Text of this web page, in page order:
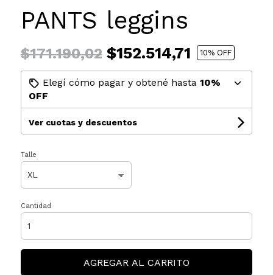
PANTS leggins
$171.190,02$152.514,71 10% OFF
Elegí cómo pagar y obtené hasta 10%
OFF
Ver cuotas y descuentos
Talle
Cantidad
AGREGAR AL CARRITO